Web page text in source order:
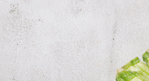
Ингредиенты:
ЕДА ОВОЩИ РЕЦЕПТЫ